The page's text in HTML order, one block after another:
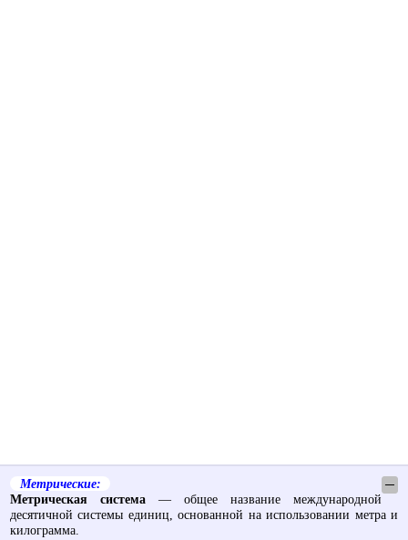
Метрические:
─
Метрическая система— общее название международной
десятичной системы единиц, основанной на использовании метра и
килограмма.